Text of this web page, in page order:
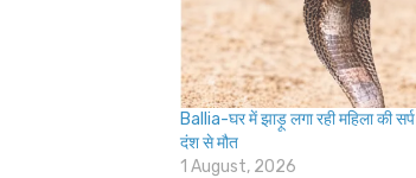
Ballia-घर में झाड़ू लगा रही महिला की सर्प
दंश से मौत
1 August, 2026